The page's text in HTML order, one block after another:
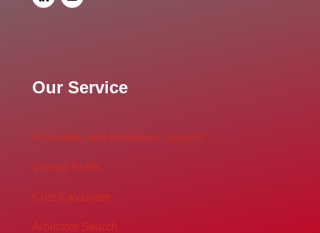
Our Service
Arbitration and Mediation Clauses
Vienna Rules
Cost Calculator
Arbitrator Search